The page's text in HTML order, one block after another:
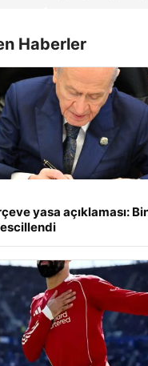
Haberler
yasa açıklaması: